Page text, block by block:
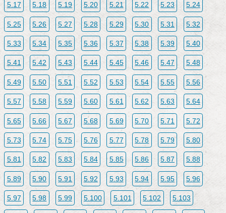
5.17 5.18 5.19 5.20 5.21 5.22 5.23 5.24
5.25 5.26 5.27 5.28 5.29 5.30 5.31 5.32
5.33 5.34 5.35 5.36 5.37 5.38 5.39 5.40
5.41 5.42 5.43 5.44 5.45 5.46 5.47 5.48
5.49 5.50 5.51 5.52 5.53 5.54 5.55 5.56
5.57 5.58 5.59 5.60 5.61 5.62 5.63 5.64
5.65 5.66 5.67 5.68 5.69 5.70 5.71 5.72
5.73 5.74 5.75 5.76 5.77 5.78 5.79 5.80
5.81 5.82 5.83 5.84 5.85 5.86 5.87 5.88
5.89 5.90 5.91 5.92 5.93 5.94 5.95 5.96
5.97 5.98 5.99 5.100 5.101 5.102 5.103